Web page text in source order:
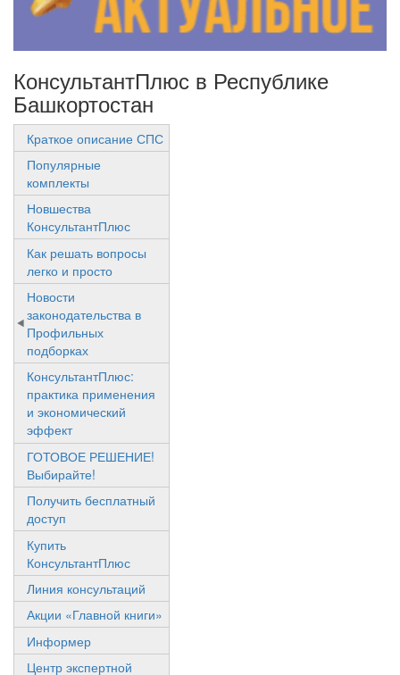
КонсультантПлюс в Республике
Башкортостан
Краткое описание СПС
Популярные
комплекты
Новшества
КонсультантПлюс
Как решать вопросы
легко и просто
Новости
законодательства в
Профильных
подборках
КонсультантПлюс:
практика применения
и экономический
эффект
ГОТОВОЕ РЕШЕНИЕ!
Выбирайте!
Получить бесплатный
доступ
Купить
КонсультантПлюс
Линия консультаций
Акции «Главной книги»
Информер
Центр экспертной